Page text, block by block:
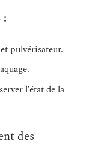
:
pulvérisateur.
l’état de la
des